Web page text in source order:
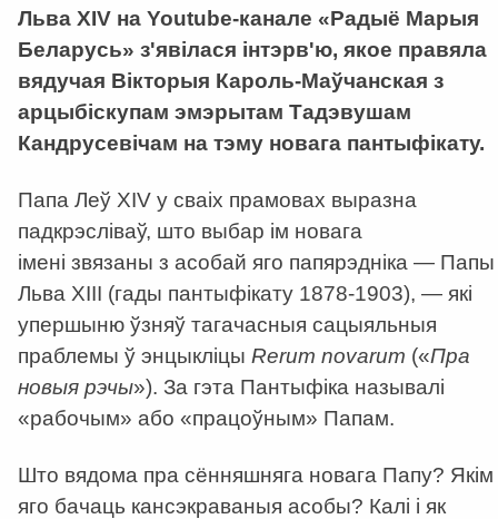
Льва XIV на Youtube-канале «Радыё Марыя
Беларусь» з'явілася інтэрв'ю, якое правяла
вядучая Вікторыя Кароль-Маўчанская з
арцыбіскупам эмэрытам Тадэвушам
Кандрусевічам на тэму новага пантыфікату.
Папа Леў XIV у сваіх прамовах выразна
падкрэсліваў, што выбар ім новага
імені звязаны з асобай яго папярэдніка — Папы
Льва XIII (гады пантыфікату 1878-1903), — які
упершыню ўзняў тагачасныя сацыяльныя
праблемы ў энцыкліцы Rerum novarum («Пра
новыя рэчы»). За гэта Пантыфіка называлі
«рабочым» або «працоўным» Папам.
Што вядома пра сённяшняга новага Папу? Якім
яго бачаць кансэкраваныя асобы? Калі і як